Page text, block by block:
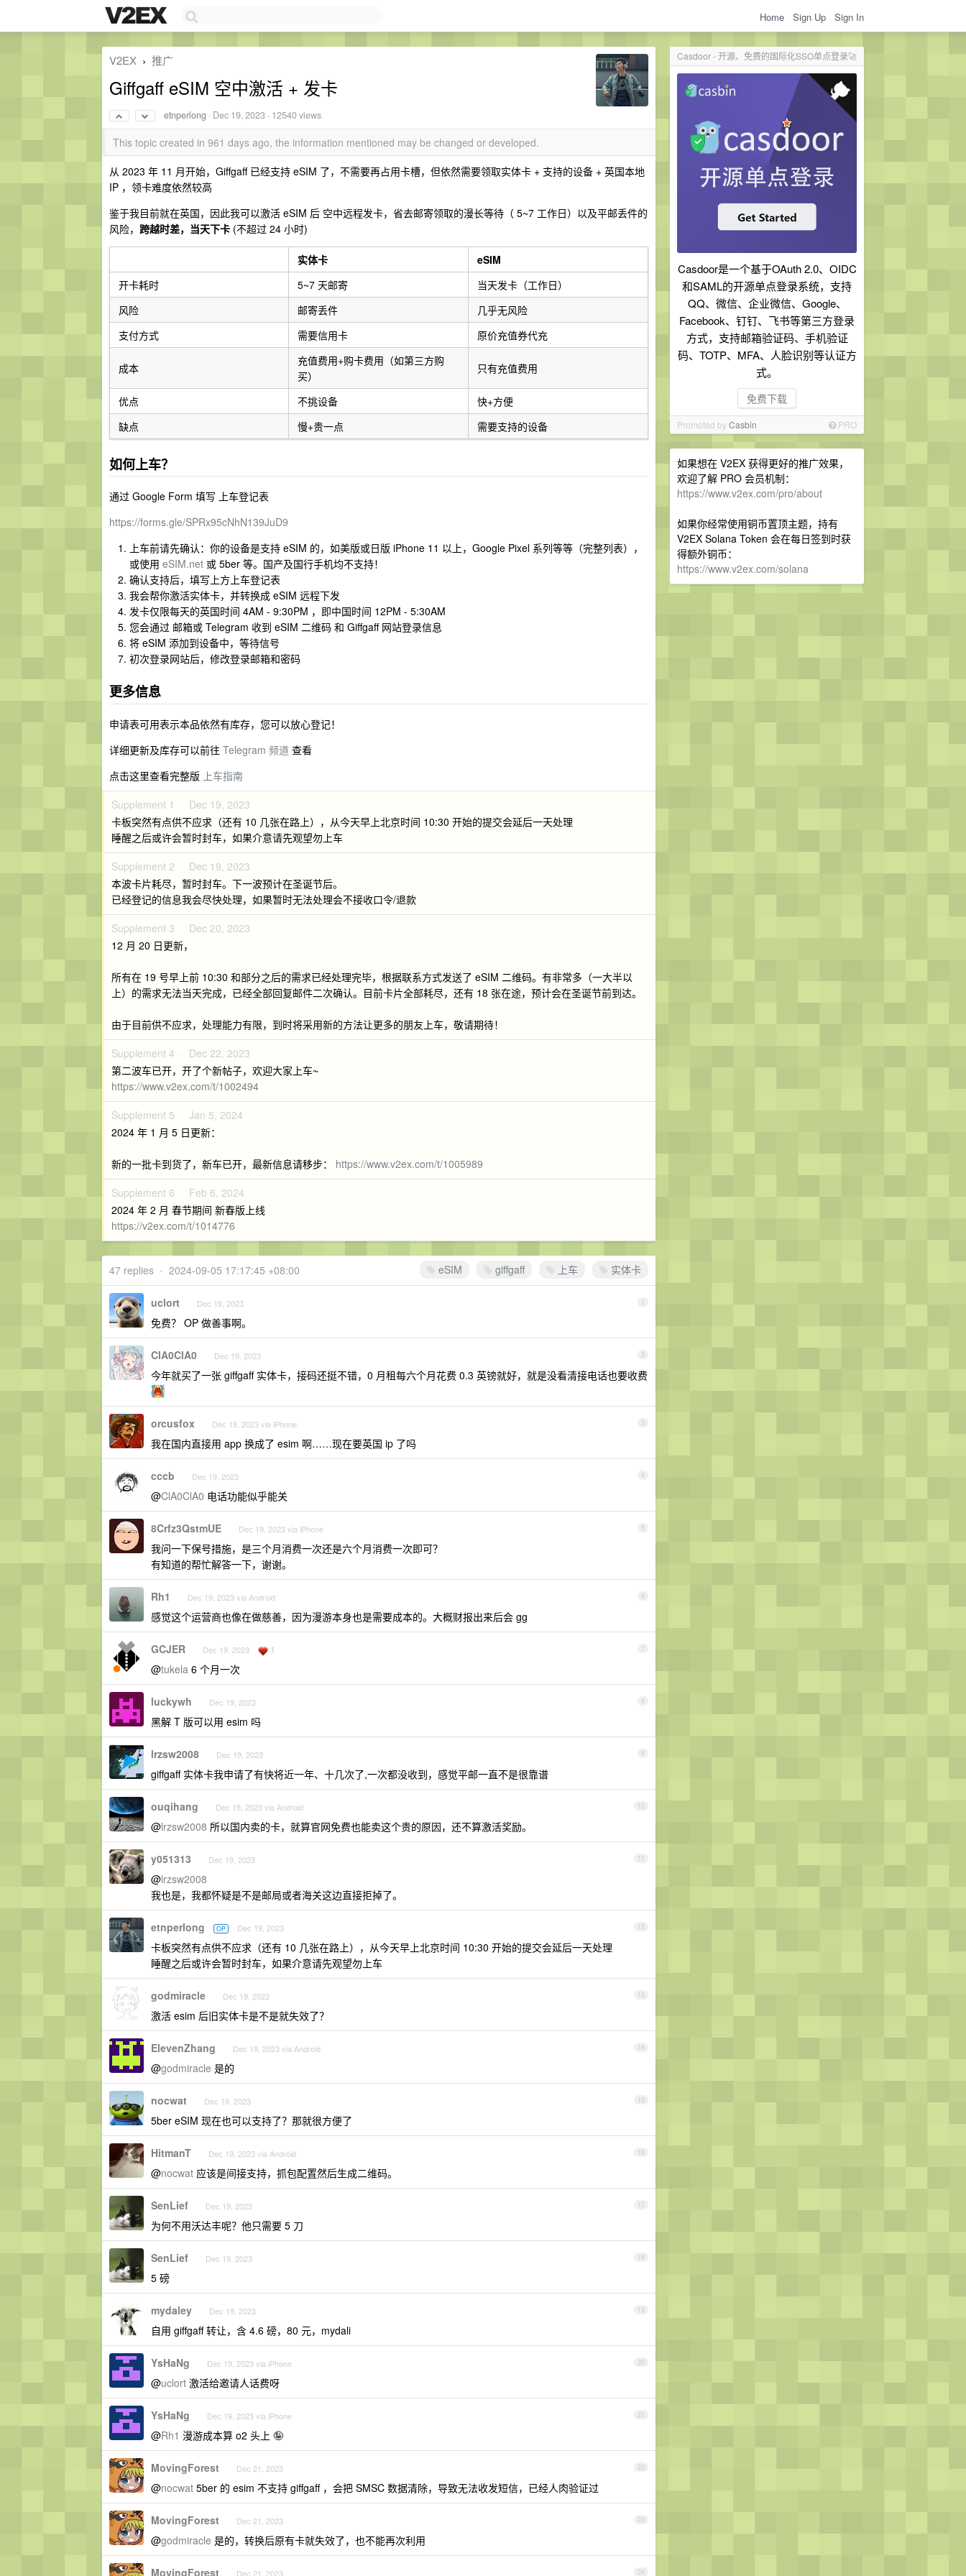
Home Sign Up Sign In
Casdoor - 开源、免费的国际化SSO单点登录🚀
Casdoor是一个基于OAuth 2.0、OIDC
和SAML的开源单点登录系统，支持
QQ、微信、企业微信、Google、
Facebook、钉钉、飞书等第三方登录
方式，支持邮箱验证码、手机验证
码、TOTP、MFA、人脸识别等认证方
式。
免费下载
Promoted byCasbin PRO
如果想在 V2EX 获得更好的推广效果，
欢迎了解 PRO 会员机制：
https://www.v2ex.com/pro/about
如果你经常使用铜币置顶主题，持有
V2EX Solana Token 会在每日签到时获
得额外铜币：
https://www.v2ex.com/solana
V2EX › 推广
Giffgaff eSIM 空中激活 + 发卡
etnperlong · Dec 19, 2023 · 12540 views
This topic created in 961 days ago, the information mentioned may be changed or developed.
从 2023 年 11 月开始，Giffgaff 已经支持 eSIM 了，不需要再占用卡槽，但依然需要领取实体卡 + 支持的设备 + 英国本地
IP ，领卡难度依然较高
鉴于我目前就在英国，因此我可以激活 eSIM 后 空中远程发卡，省去邮寄领取的漫长等待（ 5~7 工作日）以及平邮丢件的
风险， 跨越时差，当天下卡 (不超过 24 小时)
实体卡
eSIM
开卡耗时
5~7 天邮寄
当天发卡（工作日）
风险
邮寄丢件
几乎无风险
支付方式
需要信用卡 原价充值券代充
成本
充值费用+购卡费用（如第三方购
买）
只有充值费用
优点 不挑设备
快+方便
缺点
慢+贵一点 需要支持的设备
如何上车？
通过 Google Form 填写 上车登记表
https://forms.gle/SPRx95cNhN139JuD9
上车前请先确认：你的设备是支持 eSIM 的，如美版或日版 iPhone 11 以上，Google Pixel 系列等等（完整列表），
或使用 eSIM.net 或 5ber 等。国产及国行手机均不支持！
确认支持后，填写上方上车登记表
我会帮你激活实体卡，并转换成 eSIM 远程下发
发卡仅限每天的英国时间 4AM - 9:30PM ，即中国时间 12PM - 5:30AM
您会通过 邮箱或 Telegram 收到 eSIM 二维码 和 Giffgaff 网站登录信息
将 eSIM 添加到设备中，等待信号
初次登录网站后，修改登录邮箱和密码
更多信息
申请表可用表示本品依然有库存，您可以放心登记！
详细更新及库存可以前往 Telegram 频道 查看
点击这里查看完整版 上车指南
Supplement 1 · Dec 19, 2023
卡板突然有点供不应求（还有 10 几张在路上），从今天早上北京时间 10:30 开始的提交会延后一天处理
睡醒之后或许会暂时封车，如果介意请先观望勿上车
Supplement 2 · Dec 19, 2023
本波卡片耗尽，暂时封车。下一波预计在圣诞节后。
已经登记的信息我会尽快处理，如果暂时无法处理会不接收口令/退款
Supplement 3 · Dec 20, 2023
12 月 20 日更新，
所有在 19 号早上前 10:30 和部分之后的需求已经处理完毕，根据联系方式发送了 eSIM 二维码。有非常多（一大半以
上）的需求无法当天完成，已经全部回复邮件二次确认。目前卡片全部耗尽，还有 18 张在途，预计会在圣诞节前到达。
由于目前供不应求，处理能力有限，到时将采用新的方法让更多的朋友上车，敬请期待！
Supplement 4 · Dec 22, 2023
第二波车已开，开了个新帖子，欢迎大家上车~
https://www.v2ex.com/t/1002494
Supplement 5 · Jan 5, 2024
2024 年 1 月 5 日更新：
新的一批卡到货了，新车已开，最新信息请移步： https://www.v2ex.com/t/1005989
Supplement 6 · Feb 6, 2024
2024 年 2 月 春节期间 新春版上线
https://v2ex.com/t/1014776
eSIM giffgaff 上车 实体卡
47 replies • 2024-09-05 17:17:45 +08:00
1
uclort Dec 19, 2023
免费？ OP 做善事啊。
2
ClA0ClA0 Dec 19, 2023
今年就买了一张 giffgaff 实体卡，接码还挺不错，0 月租每六个月花费 0.3 英镑就好，就是没看清接电话也要收费
3
orcusfox Dec 19, 2023 via iPhone
我在国内直接用 app 换成了 esim 啊……现在要英国 ip 了吗
4
cccb Dec 19, 2023
@ClA0ClA0 电话功能似乎能关
5
8Crfz3QstmUE Dec 19, 2023 via iPhone
我问一下保号措施，是三个月消费一次还是六个月消费一次即可？
有知道的帮忙解答一下，谢谢。
6
Rh1 Dec 19, 2023 via Android
感觉这个运营商也像在做慈善，因为漫游本身也是需要成本的。大概财报出来后会 gg
7
GCJER Dec 19, 2023 1
@tukela 6 个月一次
8
luckywh Dec 19, 2023
黑解 T 版可以用 esim 吗
9
lrzsw2008 Dec 19, 2023
giffgaff 实体卡我申请了有快将近一年、十几次了,一次都没收到，感觉平邮一直不是很靠谱
10
ouqihang Dec 19, 2023 via Android
@lrzsw2008 所以国内卖的卡，就算官网免费也能卖这个贵的原因，还不算激活奖励。
11
y051313 Dec 19, 2023
@lrzsw2008
我也是，我都怀疑是不是邮局或者海关这边直接拒掉了。
12
etnperlong OP Dec 19, 2023
卡板突然有点供不应求（还有 10 几张在路上），从今天早上北京时间 10:30 开始的提交会延后一天处理
睡醒之后或许会暂时封车，如果介意请先观望勿上车
13
godmiracle Dec 19, 2023
激活 esim 后旧实体卡是不是就失效了？
14
ElevenZhang Dec 19, 2023 via Android
@godmiracle 是的
15
nocwat Dec 19, 2023
5ber eSIM 现在也可以支持了？那就很方便了
16
HitmanT Dec 19, 2023 via Android
@nocwat 应该是间接支持，抓包配置然后生成二维码。
17
SenLief Dec 19, 2023
为何不用沃达丰呢？他只需要 5 刀
18
SenLief Dec 19, 2023
5 磅
19
mydaley Dec 19, 2023
自用 giffgaff 转让，含 4.6 磅，80 元，mydali
20
YsHaNg Dec 19, 2023 via iPhone
@uclort 激活给邀请人话费呀
21
YsHaNg Dec 19, 2023 via iPhone
@Rh1 漫游成本算 o2 头上 🤪
22
MovingForest Dec 21, 2023
@nocwat 5ber 的 esim 不支持 giffgaff ，会把 SMSC 数据清除，导致无法收发短信，已经人肉验证过
23
MovingForest Dec 21, 2023
@godmiracle 是的，转换后原有卡就失效了，也不能再次利用
24
MovingForest Dec 21, 2023